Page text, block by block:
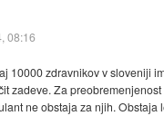
08:16
10000 zdravnikov v sloveniji
zadeve. Za
ne obstaja za njih.